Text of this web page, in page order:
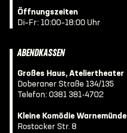
Öffnungszeiten
Di–Fr: 10:00–18:00 Uhr
ABENDKASSEN
Großes Haus, Ateliertheater
Doberaner Straße 134/135
Telefon: 0381 381-4702
Kleine Komödie Warnemünde
Rostocker Str. 8